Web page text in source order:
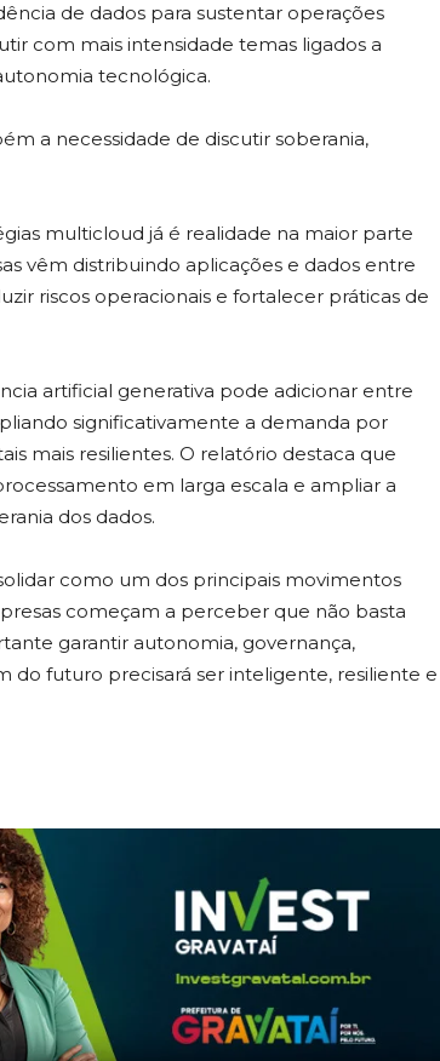
de dados para sustentar operações
com mais intensidade temas ligados a
tecnológica.
a necessidade de discutir soberania,
multicloud já é realidade na maior parte
vêm distribuindo aplicações e dados entre
riscos operacionais e fortalecer práticas de
artificial generativa pode adicionar entre
significativamente a demanda por
mais resilientes. O relatório destaca que
em larga escala e ampliar a
dos dados.
como um dos principais movimentos
começam a perceber que não basta
garantir autonomia, governança,
do futuro precisará ser inteligente, resiliente e